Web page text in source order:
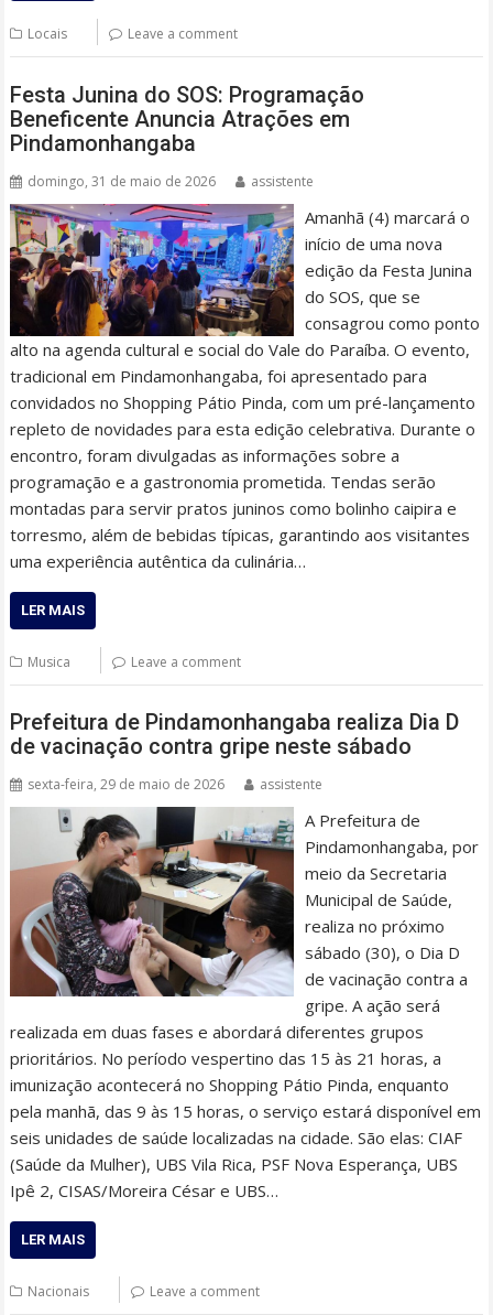
Locais Leave a comment
Festa Junina do SOS: Programação
Beneficente Anuncia Atrações em
Pindamonhangaba
domingo, 31 de maio de 2026 assistente
Amanhã (4) marcará o
início de uma nova
edição da Festa Junina
do SOS, que se
consagrou como ponto
alto na agenda cultural e social do Vale do Paraíba. O evento,
tradicional em Pindamonhangaba, foi apresentado para
convidados no Shopping Pátio Pinda, com um pré-lançamento
repleto de novidades para esta edição celebrativa. Durante o
encontro, foram divulgadas as informações sobre a
programação e a gastronomia prometida. Tendas serão
montadas para servir pratos juninos como bolinho caipira e
torresmo, além de bebidas típicas, garantindo aos visitantes
uma experiência autêntica da culinária…
LER MAIS
Musica Leave a comment
Prefeitura de Pindamonhangaba realiza Dia D
de vacinação contra gripe neste sábado
sexta-feira, 29 de maio de 2026 assistente
A Prefeitura de
Pindamonhangaba, por
meio da Secretaria
Municipal de Saúde,
realiza no próximo
sábado (30), o Dia D
de vacinação contra a
gripe. A ação será
realizada em duas fases e abordará diferentes grupos
prioritários. No período vespertino das 15 às 21 horas, a
imunização acontecerá no Shopping Pátio Pinda, enquanto
pela manhã, das 9 às 15 horas, o serviço estará disponível em
seis unidades de saúde localizadas na cidade. São elas: CIAF
(Saúde da Mulher), UBS Vila Rica, PSF Nova Esperança, UBS
Ipê 2, CISAS/Moreira César e UBS…
LER MAIS
Nacionais Leave a comment